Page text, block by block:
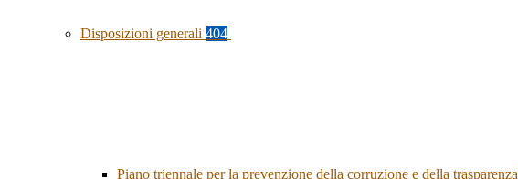
Disposizioni generali 404
Piano triennale per la prevenzione della corruzione e della trasparenza